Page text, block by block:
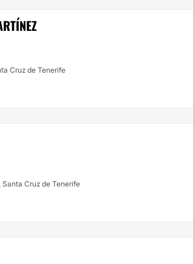
Cruz de Tenerife
Cruz de Tenerife